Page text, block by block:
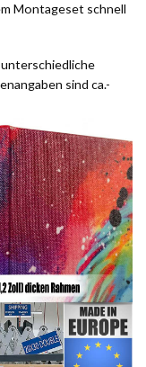
Montageset schnell
sind ca.-